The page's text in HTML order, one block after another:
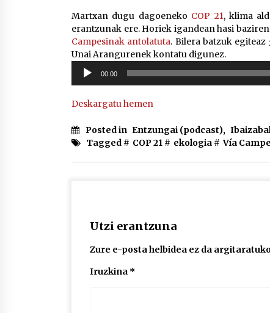
Martxan dugu dagoeneko COP 21, klima
erantzunak ere. Horiek igandean hasi
Campesinak antolatuta. Bilera batzuk
Unai Arangurenek kontatu digunez.
Soinu
erreproduzigailua
00:00
Deskargatu hemen
Posted in Entzungai (podcast),
Tagged # COP 21 # ekologia # Vía
Utzi erantzuna
Zure e-posta helbidea ez da
Iruzkina *